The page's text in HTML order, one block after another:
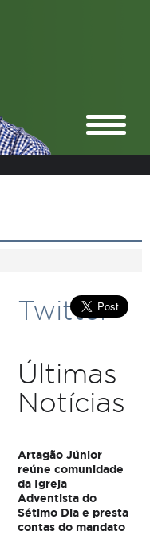
Twitter
Últimas
Notícias
Artagão Júnior
reúne comunidade
da Igreja
Adventista do
Sétimo Dia e presta
contas do mandato